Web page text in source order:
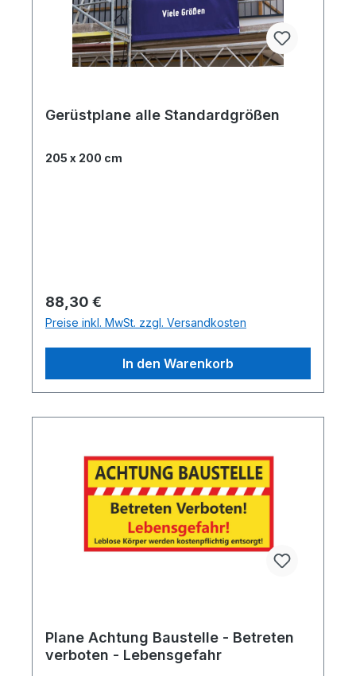
Gerüstplane alle Standardgrößen
205 x 200 cm
Regulärer Preis:
88,30 €
Preise inkl. MwSt. zzgl. Versandkosten
In den Warenkorb
Plane Achtung Baustelle - Betreten
verboten - Lebensgefahr